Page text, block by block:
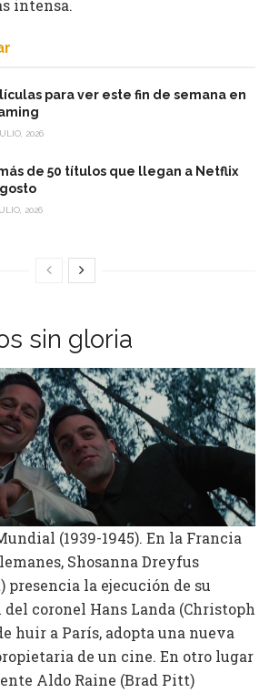
intensa.
para ver este fin de semana en
2026
de 50 títulos que llegan a Netflix
2026
sin gloria
(1939-1945). En la Francia
Shosanna Dreyfus
presencia la ejecución de su
coronel Hans Landa (Christoph
huir a París, adopta una nueva
de un cine. En otro lugar
Aldo Raine (Brad Pitt)